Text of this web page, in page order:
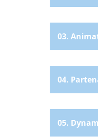
03.
04.
05.